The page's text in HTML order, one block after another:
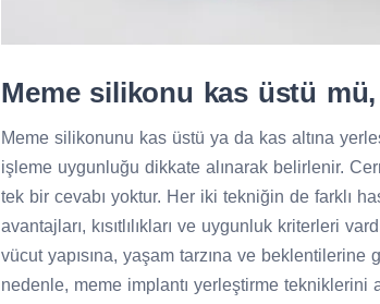
Meme silikonu kas üstü mü,
Meme silikonunu kas üstü ya da kas altına
işleme uygunluğu dikkate alınarak belirlenir.
tek bir cevabı yoktur. Her iki tekniğin de farklı
avantajları, kısıtlılıkları ve uygunluk kriterleri
vücut yapısına, yaşam tarzına ve
nedenle, meme implantı yerleştirme tekniklerini